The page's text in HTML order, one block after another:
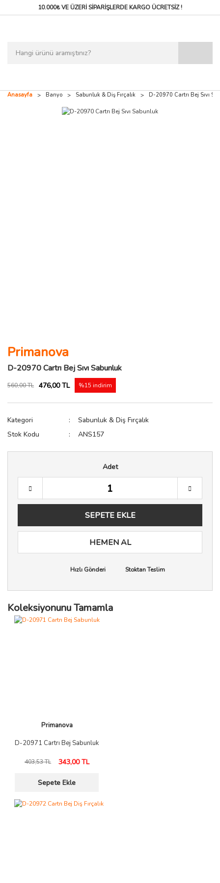
10.000₺ VE ÜZERİ SİPARİŞLERDEKARGO ÜCRETSİZ !
Anasayfa Banyo Sabunluk & Diş Fırçalık D-20970 Cartrı Bej Sıvı
Primanova
D-20970 Cartrı Bej Sıvı Sabunluk
560,00 TL 476,00 TL %15 indirim
Kategori
Sabunluk & Diş Fırçalık
Stok Kodu
ANS157
Adet
SEPETE EKLE
HEMEN AL
Hızlı Gönderi Stoktan Teslim
Koleksiyonunu Tamamla
Primanova
D-20971 Cartrı Bej Sabunluk
403,53 TL 343,00 TL
Sepete Ekle